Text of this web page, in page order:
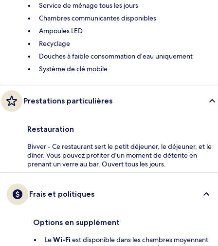
Service de ménage tous les jours
Chambres communicantes disponibles
Ampoules LED
Recyclage
Douches à faible consommation d’eau uniquement
Système de clé mobile
Prestations particulières
Restauration
Bivver - Ce restaurant sert le petit déjeuner, le déjeuner, et le
dîner. Vous pouvez profiter d'un moment de détente en
prenant un verre au bar. Ouvert tous les jours.
Frais et politiques
Options en supplément
LeWi-Fi est disponible dans les chambres moyennant